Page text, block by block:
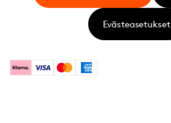
KlarnaVisa MastercardAmerican Express
Evästeasetukset